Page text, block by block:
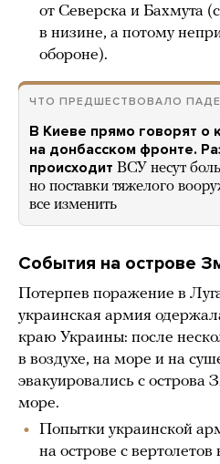
от Северска и Бахмута
в низине, а потому
обороне).
ЧТО ПРЕДШЕСТВОВАЛО
В Киеве прямо говорят о
на донбасском фронте.
происходит ВСУ несут
но поставки тяжелого
все изменить
События на острове
Потерпев поражение в
украинская армия
краю Украины: после
в воздухе, на море и на
эвакуировались с
море.
Попытки украинской
на острове с